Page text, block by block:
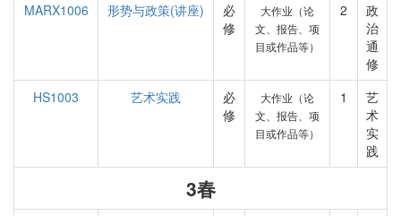
MARX1006
形势与政策(讲座)
必
修
大作业（论
文、报告、项
目或作品等）
2
政
治
通
修
HS1003
艺术实践
必
修
大作业（论
文、报告、项
目或作品等）
1
艺
术
实
践
3春